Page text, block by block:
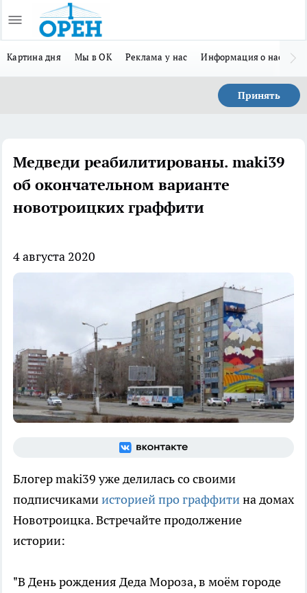
Картина дня Мы в ОК Реклама у нас Информация о нас
Принять
Медведи реабилитированы. maki39
об окончательном варианте
новотроицких граффити
4 августа 2020
Блогер maki39 уже делилась со своими
подписчикамиисторией про граффитина домах
Новотроицка. Встречайте продолжение
истории:
"В День рождения Деда Мороза, в моём городе